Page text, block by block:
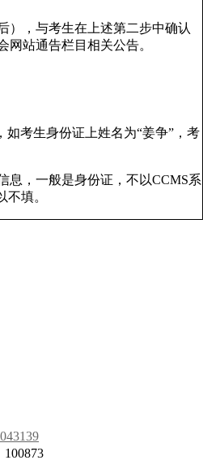
），与考生在上述第二步中确认
站通告栏目相关公告。
考生身份证上姓名为“姜争”，考
，一般是身份证，不以CCMS系
填。